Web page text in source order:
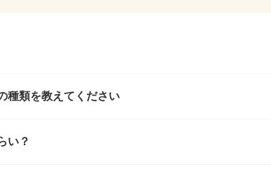
種類を教えてください
い？